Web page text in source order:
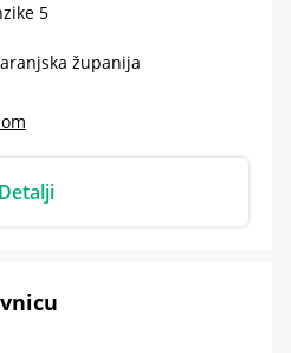
5
županija
Detalji